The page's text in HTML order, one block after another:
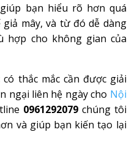
bạn hiểu rõ hơn quá
mây, và từ đó dễ dàng
hợp cho không gian của
thắc mắc cần được giải
ngại liên hệ ngày cho Nội
0961292079chúng tôi
và giúp bạn kiến tạo lại